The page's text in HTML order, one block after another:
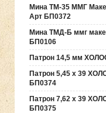
Мина ТМ-35 ММГ
Арт БП0372
Мина ТМД-Б ммг
БП0106
Патрон 14,5 мм
Патрон 5,45 х 39
БП0374
Патрон 7,62 х 39
БП0375